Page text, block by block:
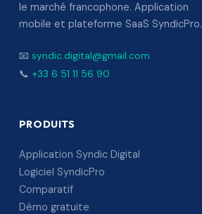
le marché francophone. Application
mobile et plateforme SaaS SyndicPro.
📧 syndic.digital@gmail.com
📞 +33 6 51 11 56 90
PRODUITS
Application Syndic Digital
Logiciel SyndicPro
Comparatif
Démo gratuite